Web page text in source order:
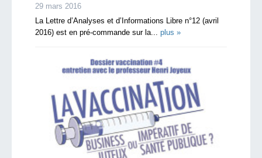
29 mars 2016
La Lettre d’Analyses et d’Informations Libre n°12 (avril
2016) est en pré-commande sur la... plus »